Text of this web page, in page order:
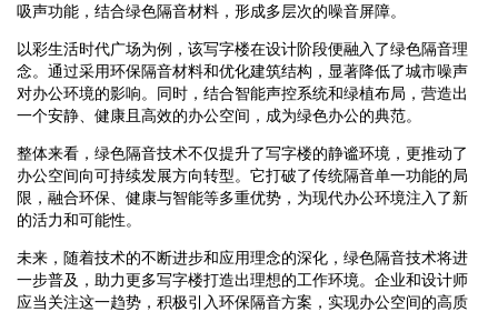
吸声功能，结合绿色隔音材料，形成多层次的噪音屏障。
以彩生活时代广场为例，该写字楼在设计阶段便融入了绿色隔音理
念。通过采用环保隔音材料和优化建筑结构，显著降低了城市噪声
对办公环境的影响。同时，结合智能声控系统和绿植布局，营造出
一个安静、健康且高效的办公空间，成为绿色办公的典范。
整体来看，绿色隔音技术不仅提升了写字楼的静谧环境，更推动了
办公空间向可持续发展方向转型。它打破了传统隔音单一功能的局
限，融合环保、健康与智能等多重优势，为现代办公环境注入了新
的活力和可能性。
未来，随着技术的不断进步和应用理念的深化，绿色隔音技术将进
一步普及，助力更多写字楼打造出理想的工作环境。企业和设计师
应当关注这一趋势，积极引入环保隔音方案，实现办公空间的高质